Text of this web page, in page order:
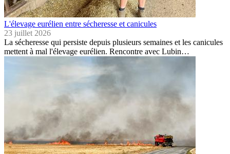
L'élevage eurélien entre sécheresse et canicules
23 juillet 2026
La sécheresse qui persiste depuis plusieurs semaines et les canicules
mettent à mal l'élevage eurélien. Rencontre avec Lubin…